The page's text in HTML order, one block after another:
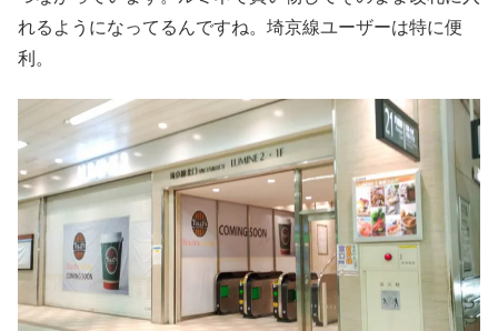
れるようになってるんですね。埼京線ユーザーは特に便
利。